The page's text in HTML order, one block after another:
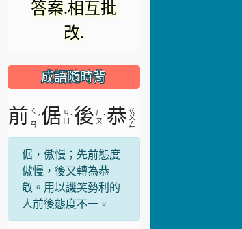
片
成語隨時背
前 倨ㄩˋ後ㄡˋ恭
倨，傲慢；先前態度
傲慢，後又轉為恭
敬。用以譏笑勢利的
人前後態度不一。
more...